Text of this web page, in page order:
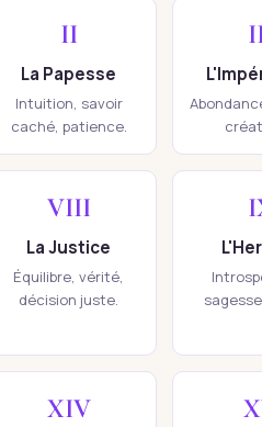
II
La Papesse
Intuition, savoir
caché, patience.
VIII
La Justice
Équilibre, vérité,
décision juste.
XIV